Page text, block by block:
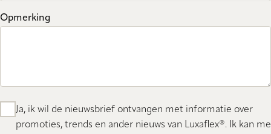
Opmerking
Ja, ik wil de nieuwsbrief ontvangen met informatie over
promoties, trends en ander nieuws van Luxaflex®. Ik kan me